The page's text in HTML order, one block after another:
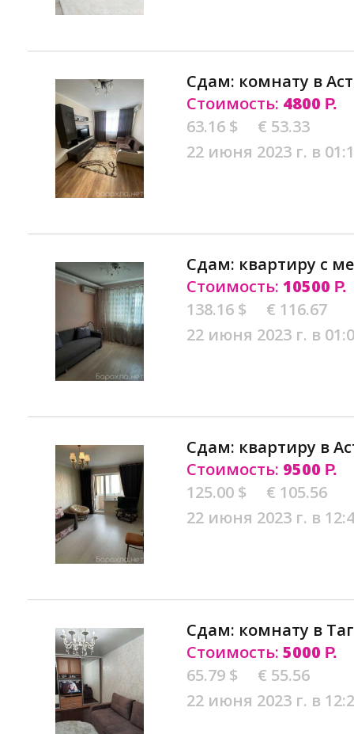
Сдам: комнату в
Стоимость: 4800 Р.
63.16 $
€ 53.33
22 июня 2023 г. в
Сдам: квартиру с
Стоимость: 10500 Р.
138.16 $
€ 116.67
22 июня 2023 г. в
Сдам: квартиру в
Стоимость: 9500 Р.
125.00 $
€ 105.56
22 июня 2023 г. в
Сдам: комнату в
Стоимость: 5000 Р.
65.79 $
€ 55.56
22 июня 2023 г. в